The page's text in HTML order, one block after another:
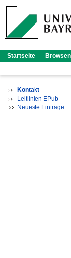
Startseite Browsen
Kontakt
Leitlinien EPub
Neueste Einträge